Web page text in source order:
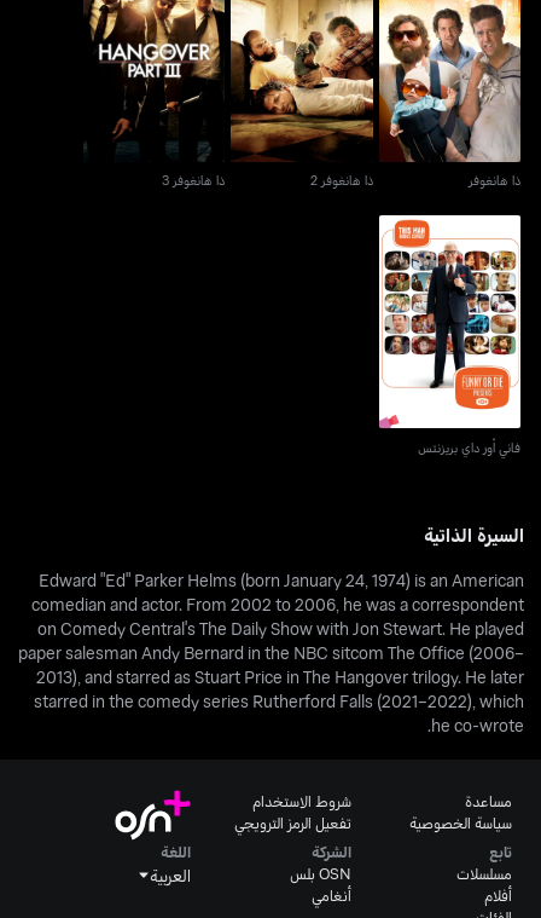
ذا هانغوفر
ذا هانغوفر
ذا هانغوفر 2
ذا هانغوفر 2
ذا هانغوفر 3
ذا هانغوفر 3
فاني أور داي بريزنتس
فاني أور داي بريزنتس
السيرة الذاتية
Edward "Ed" Parker Helms (born January 24, 1974) is an American
comedian and actor. From 2002 to 2006, he was a correspondent
on Comedy Central's The Daily Show with Jon Stewart. He played
paper salesman Andy Bernard in the NBC sitcom The Office (2006–
2013), and starred as Stuart Price in The Hangover trilogy. He later
starred in the comedy series Rutherford Falls (2021–2022), which
he co-wrote.
مساعدة
سياسة الخصوصية
شروط الاستخدام
تفعيل الرمز الترويجي
تابع
مسلسلات
أفلام
الشركة
OSN بلس
أنغامي
اللغة
العربية